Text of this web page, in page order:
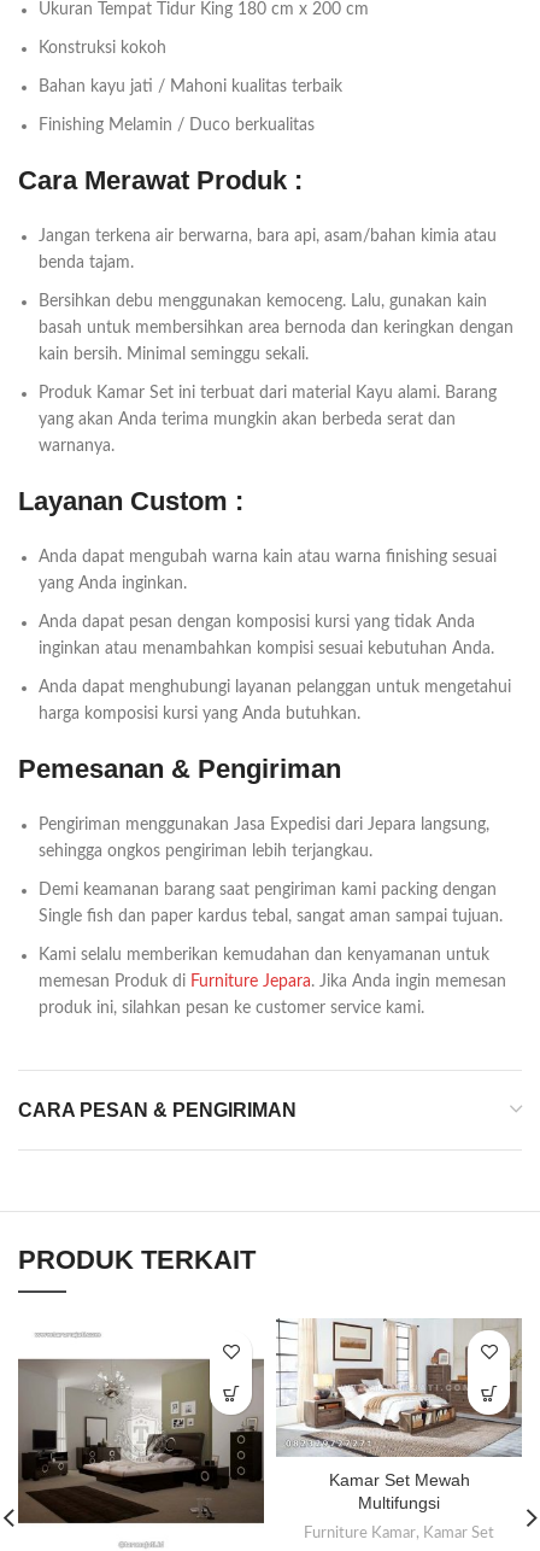
Ukuran Tempat Tidur King 180 cm x 200 cm
Konstruksi kokoh
Bahan kayu jati / Mahoni kualitas terbaik
Finishing Melamin / Duco berkualitas
Cara Merawat Produk :
Jangan terkena air berwarna, bara api, asam/bahan kimia atau
benda tajam.
Bersihkan debu menggunakan kemoceng. Lalu, gunakan kain
basah untuk membersihkan area bernoda dan keringkan dengan
kain bersih. Minimal seminggu sekali.
Produk Kamar Set ini terbuat dari material Kayu alami. Barang
yang akan Anda terima mungkin akan berbeda serat dan
warnanya.
Layanan Custom :
Anda dapat mengubah warna kain atau warna finishing sesuai
yang Anda inginkan.
Anda dapat pesan dengan komposisi kursi yang tidak Anda
inginkan atau menambahkan kompisi sesuai kebutuhan Anda.
Anda dapat menghubungi layanan pelanggan untuk mengetahui
harga komposisi kursi yang Anda butuhkan.
Pemesanan & Pengiriman
Pengiriman menggunakan Jasa Expedisi dari Jepara langsung,
sehingga ongkos pengiriman lebih terjangkau.
Demi keamanan barang saat pengiriman kami packing dengan
Single fish dan paper kardus tebal, sangat aman sampai tujuan.
Kami selalu memberikan kemudahan dan kenyamanan untuk
memesan Produk di Furniture Jepara. Jika Anda ingin memesan
produk ini, silahkan pesan ke customer service kami.
CARA PESAN & PENGIRIMAN
PRODUK TERKAIT
Kamar Set Mewah
Multifungsi
Furniture Kamar, Kamar Set